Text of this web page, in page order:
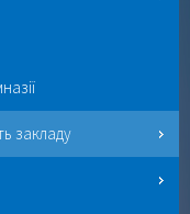
закладу